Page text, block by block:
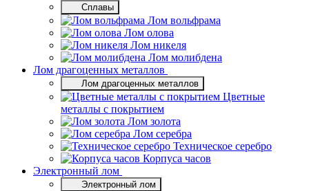
Сплавы
Лом вольфрама
Лом олова
Лом никеля
Лом молибдена
Лом драгоценных металлов
Лом драгоценных металлов
Цветные
металлы с покрытием
Лом золота
Лом серебра
Техническое серебро
Корпуса часов
Электронный лом
Электронный лом